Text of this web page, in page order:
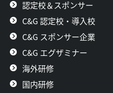
認定校＆スポンサー
C&G 認定校・導入校
C&G スポンサー企業
C&G エグザミナー
海外研修
国内研修